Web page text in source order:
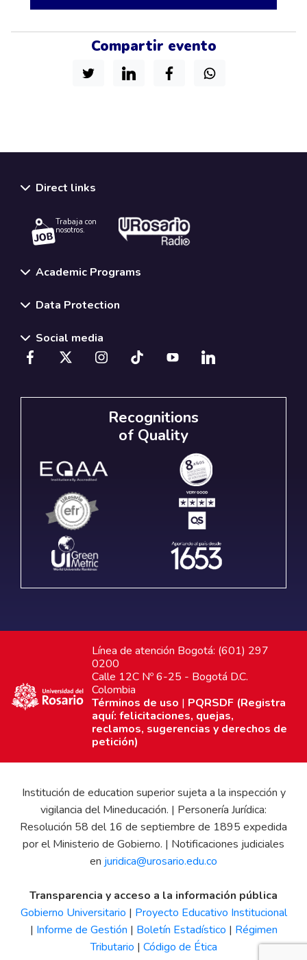
Compartir evento
Direct links
Trabaja con
nosotros.
Academic Programs
Data Protection
Social media
Recognitions
of Quality
Línea de atención Bogotá: (601) 297
0200
Calle 12C Nº 6-25 - Bogotá D.C.
Colombia
Términos de uso | PQRSDF (Registra
aquí: felicitaciones, quejas,
reclamos, sugerencias y derechos de
petición)
Institución de education superior sujeta a la inspección y
vigilancia del Mineducación. | Personería Jurídica:
Resolución 58 del 16 de septiembre de 1895 expedida
por el Ministerio de Gobierno. | Notificaciones judiciales
en juridica@urosario.edu.co
Transparencia y acceso a la información pública
Gobierno Universitario | Proyecto Educativo Institucional
| Informe de Gestión | Boletín Estadístico | Régimen
Tributario | Código de Ética